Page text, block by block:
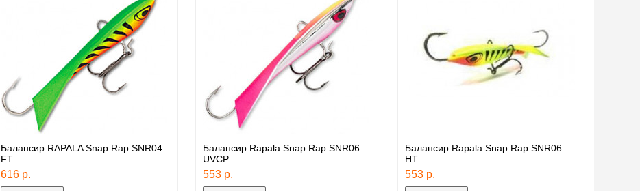
Балансир RAPALA Snap Rap SNR04
FT
616 р.
Балансир Rapala Snap Rap SNR06
UVCP
553 р.
Балансир Rapala Snap Rap SNR06
HT
553 р.